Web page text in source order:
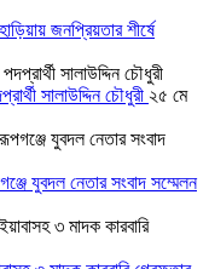
জনপ্রিয়তার শীর্ষে
সালাউদ্দিন চৌধুরী ২৫ মে
যুবদল নেতার সংবাদ সম্মেলন